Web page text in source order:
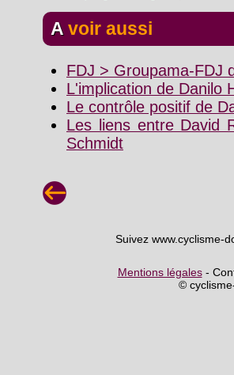
A voir aussi
FDJ > Groupama-FDJ
L'implication de Danilo
Le contrôle positif de
Les liens entre David
Schmidt
Suivez www.cyclisme-
Mentions légales-
©